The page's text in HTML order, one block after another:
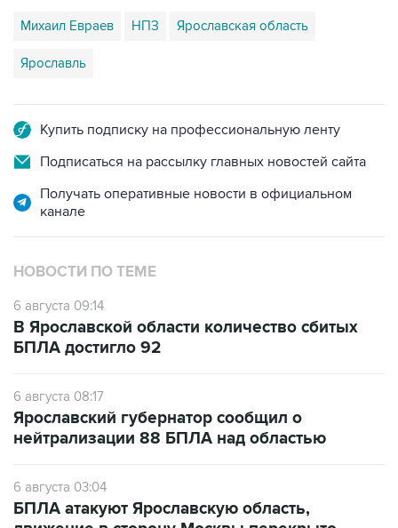
Михаил Евраев НПЗ Ярославская область
Ярославль
Купить подписку на профессиональную ленту
Подписаться на рассылку главных новостей сайта
Получать оперативные новости в официальном
канале
НОВОСТИ ПО ТЕМЕ
6 августа 09:14
В Ярославской области количество сбитых
БПЛА достигло 92
6 августа 08:17
Ярославский губернатор сообщил о
нейтрализации 88 БПЛА над областью
6 августа 03:04
БПЛА атакуют Ярославскую область,